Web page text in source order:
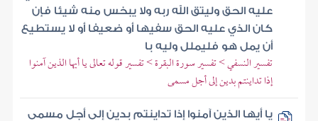
عليه الحق وليتق الله ربه ولا يبخس منه شيئا فإن
كان الذي عليه الحق سفيها أو ضعيفا أو لا يستطيع
أن يمل هو فليملل وليه با
تفسير النسفي > تفسير سورة البقرة > تفسير قوله تعالى يا أيها الذين آمنوا
إذا تداينتم بدين إلى أجل مسمى
يا أيها الذين آمنوا إذا تداينتم بدين إلى أجل مسمى